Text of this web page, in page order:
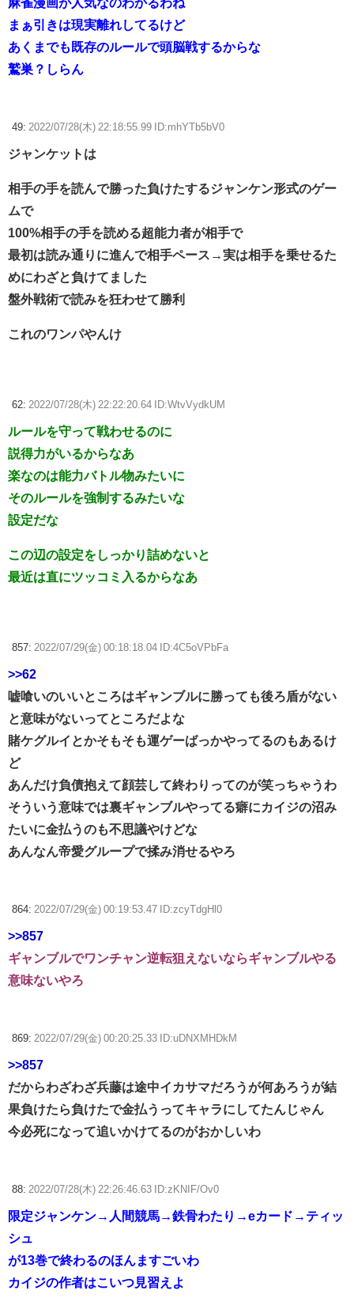
麻雀漫画が人気なのわかるわね
まぁ引きは現実離れしてるけど
あくまでも既存のルールで頭脳戦するからな
鷲巣？しらん
49: 2022/07/28(木) 22:18:55.99 ID:mhYTb5bV0
ジャンケットは
相手の手を読んで勝った負けたするジャンケン形式のゲー
ムで
100%相手の手を読める超能力者が相手で
最初は読み通りに進んで相手ペース→実は相手を乗せるた
めにわざと負けてました
盤外戦術で読みを狂わせて勝利
これのワンパやんけ
62: 2022/07/28(木) 22:22:20.64 ID:WtvVydkUM
ルールを守って戦わせるのに
説得力がいるからなあ
楽なのは能力バトル物みたいに
そのルールを強制するみたいな
設定だな
この辺の設定をしっかり詰めないと
最近は直にツッコミ入るからなあ
857: 2022/07/29(金) 00:18:18.04 ID:4C5oVPbFa
>>62
嘘喰いのいいところはギャンブルに勝っても後ろ盾がない
と意味がないってところだよな
賭ケグルイとかそもそも運ゲーばっかやってるのもあるけ
ど
あんだけ負債抱えて顔芸して終わりってのが笑っちゃうわ
そういう意味では裏ギャンブルやってる癖にカイジの沼み
たいに金払うのも不思議やけどな
あんなん帝愛グループで揉み消せるやろ
864: 2022/07/29(金) 00:19:53.47 ID:zcyTdgHl0
>>857
ギャンブルでワンチャン逆転狙えないならギャンブルやる
意味ないやろ
869: 2022/07/29(金) 00:20:25.33 ID:uDNXMHDkM
>>857
だからわざわざ兵藤は途中イカサマだろうが何あろうが結
果負けたら負けたで金払うってキャラにしてたんじゃん
今必死になって追いかけてるのがおかしいわ
88: 2022/07/28(木) 22:26:46.63 ID:zKNIF/Ov0
限定ジャンケン→人間競馬→鉄骨わたり→eカード→ティッ
シュ
が13巻で終わるのほんますごいわ
カイジの作者はこいつ見習えよ